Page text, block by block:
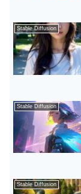
Stable Diffusion
Stable Diffusion
Stable Diffusion